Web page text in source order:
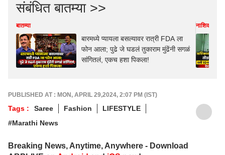
संबंधित बातम्या >>
बातम्या
बारमध्ये प्यायला बसल्यावर रात्री FDA ला
फोन आला; पुढे जे घडलं तुकाराम मुंढेंनी सगळं
सांगितलं, एकच हशा पिकला!
नाशिक
PUBLISHED AT : MON, APRIL 29,2024, 2:07 PM (IST)
Tags : Saree Fashion
LIFESTYLE
#Marathi News
Breaking News, Anytime, Anywhere - Download